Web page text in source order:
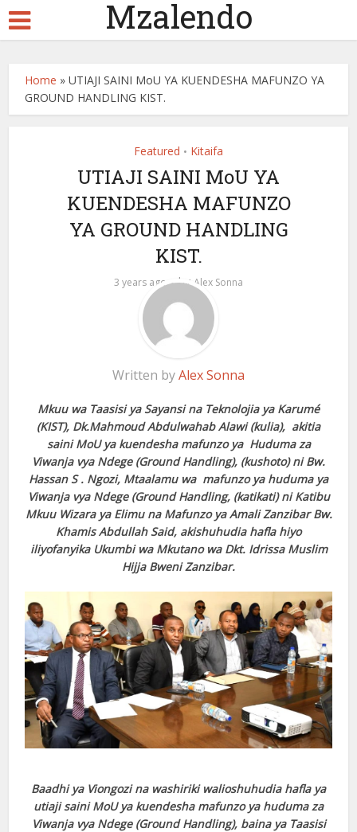
Mzalendo
Home »UTIAJI SAINI MoU YA KUENDESHA MAFUNZO YA
GROUND HANDLING KIST.
Featured • Kitaifa
UTIAJI SAINI MoU YA
KUENDESHA MAFUNZO
YA GROUND HANDLING
KIST.
3 years ago by Alex Sonna
Written byAlex Sonna
Mkuu wa Taasisi ya Sayansi na Teknolojia ya Karumé
(KIST), Dk.Mahmoud Abdulwahab Alawi (kulia), akitia
saini MoU ya kuendesha mafunzo ya Huduma za
Viwanja vya Ndege (Ground Handling), (kushoto) ni Bw.
Hassan S . Ngozi, Mtaalamu wa mafunzo ya huduma ya
Viwanja vya Ndege (Ground Handling, (katikati) ni Katibu
Mkuu Wizara ya Elimu na Mafunzo ya Amali Zanzibar Bw.
Khamis Abdullah Said, akishuhudia hafla hiyo
iliyofanyika Ukumbi wa Mkutano wa Dkt. Idrissa Muslim
Hijja Bweni Zanzibar.
Baadhi ya Viongozi na washiriki walioshuhudia hafla ya
utiaji saini MoU ya kuendesha mafunzo ya huduma za
Viwanja vya Ndege (Ground Handling), baina ya Taasisi